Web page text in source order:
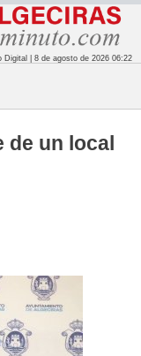
Digital | 8 de agosto de 2026 06:22
de un local